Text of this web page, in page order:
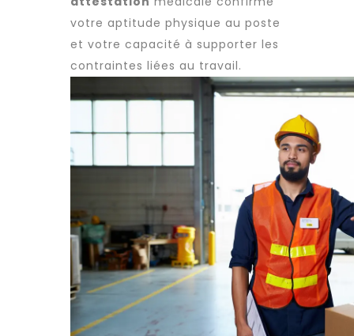
votre aptitude physique au poste
et votre capacité à supporter les
contraintes liées au travail.